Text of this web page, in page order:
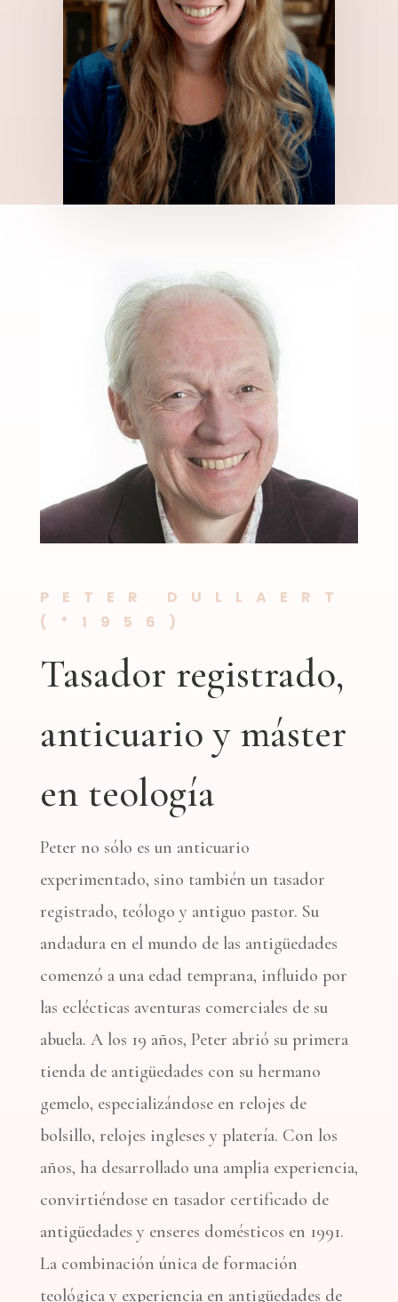
PETER DULLAERT
(*1956)
Tasador registrado,
anticuario y máster
en teología
Peter no sólo es un anticuario
experimentado, sino también un tasador
registrado, teólogo y antiguo pastor. Su
andadura en el mundo de las antigüedades
comenzó a una edad temprana, influido por
las eclécticas aventuras comerciales de su
abuela. A los 19 años, Peter abrió su primera
tienda de antigüedades con su hermano
gemelo, especializándose en relojes de
bolsillo, relojes ingleses y platería. Con los
años, ha desarrollado una amplia experiencia,
convirtiéndose en tasador certificado de
antigüedades y enseres domésticos en 1991.
La combinación única de formación
teológica y experiencia en antigüedades de